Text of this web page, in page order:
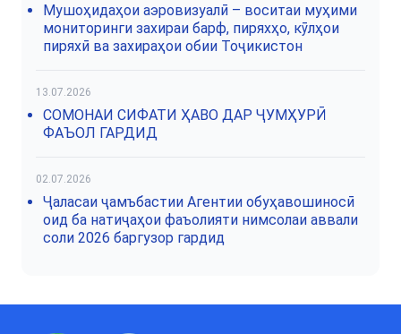
Мушоҳидаҳои аэровизуалӣ – воситаи муҳими
мониторинги захираи барф, пиряхҳо, кӯлҳои
пиряхӣ ва захираҳои обии Тоҷикистон
13.07.2026
СОМОНАИ СИФАТИ ҲАВО ДАР ҶУМҲУРӢ
ФАЪОЛ ГАРДИД
02.07.2026
Ҷаласаи ҷамъбастии Агентии обуҳавошиносӣ
оид ба натиҷаҳои фаъолияти нимсолаи аввали
соли 2026 баргузор гардид